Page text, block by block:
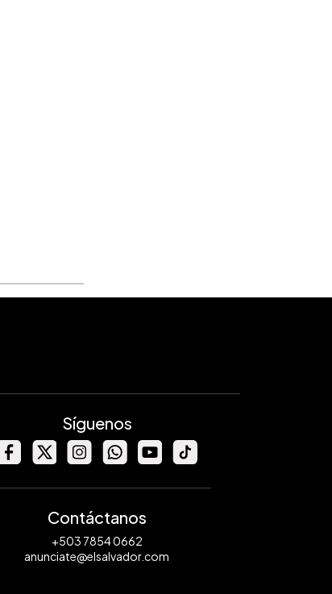
Síguenos
Contáctanos
+503 7854 0662
anunciate@elsalvador.com